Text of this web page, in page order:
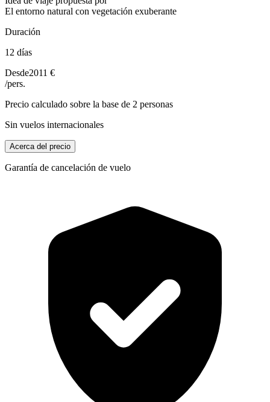
El entorno natural con vegetación exuberante
Duración
12 días
Desde2011 €
/pers.
Precio calculado sobre la base de 2 personas
Sin vuelos internacionales
Acerca del precio
Garantía de cancelación de vuelo